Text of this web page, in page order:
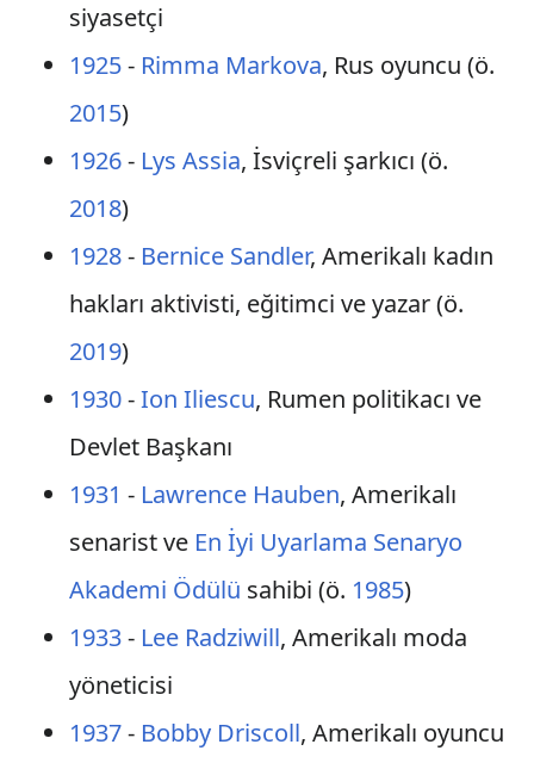
siyasetçi
1925- Rimma Markova, Rus oyuncu (ö.
2015)
1926- Lys Assia, İsviçreli şarkıcı (ö.
2018)
1928- Bernice Sandler, Amerikalı kadın
hakları aktivisti, eğitimci ve yazar (ö.
2019)
1930-Ion Iliescu, Rumen politikacı ve
Devlet Başkanı
1931 - Lawrence Hauben, Amerikalı
senarist ve En İyi Uyarlama Senaryo
Akademi Ödülü sahibi (ö. 1985)
1933- Lee Radziwill, Amerikalı moda
yöneticisi
1937- Bobby Driscoll, Amerikalı oyuncu